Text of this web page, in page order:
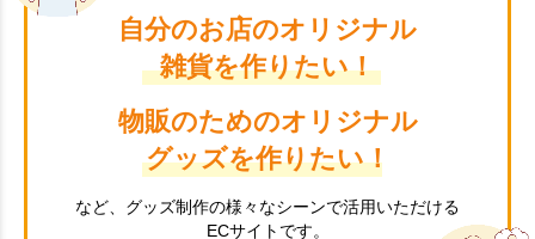
自分のお店のオリジナル
雑貨を作りたい！
物販のためのオリジナル
グッズを作りたい！
など、グッズ制作の様々なシーンで活用いただける
ECサイトです。